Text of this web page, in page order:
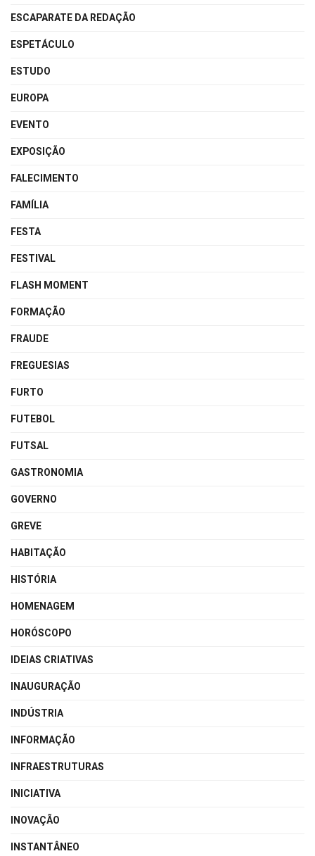
ESCAPARATE DA REDAÇÃO
ESPETÁCULO
ESTUDO
EUROPA
EVENTO
EXPOSIÇÃO
FALECIMENTO
FAMÍLIA
FESTA
FESTIVAL
FLASH MOMENT
FORMAÇÃO
FRAUDE
FREGUESIAS
FURTO
FUTEBOL
FUTSAL
GASTRONOMIA
GOVERNO
GREVE
HABITAÇÃO
HISTÓRIA
HOMENAGEM
HORÓSCOPO
IDEIAS CRIATIVAS
INAUGURAÇÃO
INDÚSTRIA
INFORMAÇÃO
INFRAESTRUTURAS
INICIATIVA
INOVAÇÃO
INSTANTÂNEO